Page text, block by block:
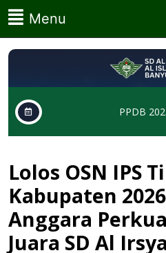
Skip
to
content
Menu
PPDB
Lolos OSN IPS
Kabupaten
Anggara
Juara SD Al